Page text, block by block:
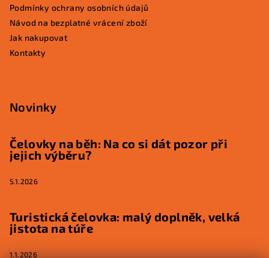
Podmínky ochrany osobních údajů
Návod na bezplatné vrácení zboží
Jak nakupovat
Kontakty
Novinky
Čelovky na běh: Na co si dát pozor při
jejich výběru?
5.1.2026
Turistická čelovka: malý doplněk, velká
jistota na túře
1.1.2026